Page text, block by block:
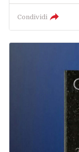
Condividi